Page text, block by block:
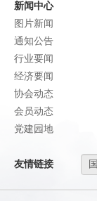
新闻中心
图片新闻
通知公告
行业要闻
经济要闻
协会动态
会员动态
党建园地
友情链接